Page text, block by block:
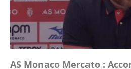
AS Monaco Mercato :